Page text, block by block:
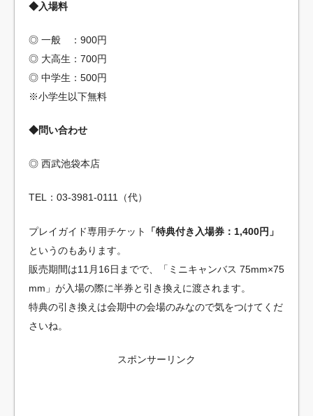
◆入場料
◎ 一般 ：900円
◎ 大高生：700円
◎ 中学生：500円
※小学生以下無料
◆問い合わせ
◎ 西武池袋本店
TEL：03-3981-0111（代）
プレイガイド専用チケット
「特典付き入場券：1,400円」
というのもあります。
販売期間は11月16日までで、「ミニキャンバス 75mm×75
mm」が入場の際に半券と引き換えに渡されます。
特典の引き換えは会期中の会場のみなので気をつけてくだ
さいね。
スポンサーリンク